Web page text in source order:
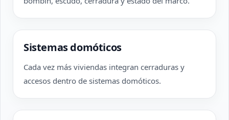
Sistemas domóticos
Cada vez más viviendas integran cerraduras y
accesos dentro de sistemas domóticos.